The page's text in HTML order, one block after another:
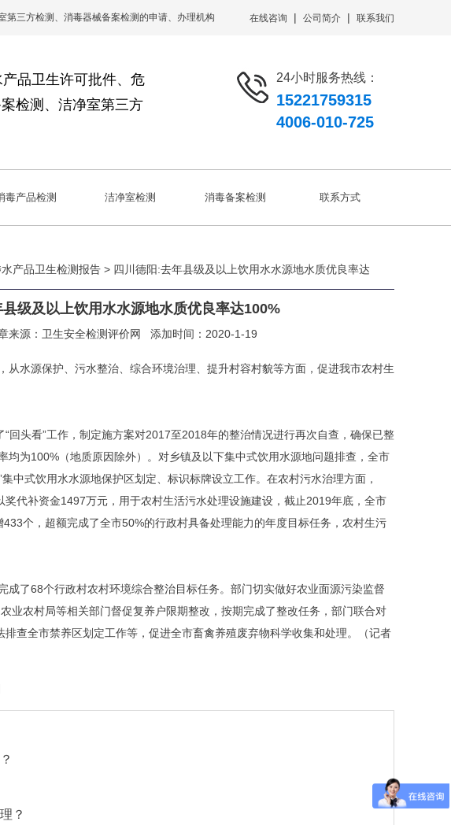
三方检测、消毒器械备案检测的申请、办理机构 在线咨询 | 公司简介 | 联系我们
品卫生许可批件、危
检测、洁净室第三方
24小时服务热线：
15221759315
4006-010-725
毒产品检测 洁净室检测 消毒备案检测 联系方式
产品卫生检测报告 > 四川德阳:去年县级及以上饮用水水源地水质优良率达
级及以上饮用水水源地水质优良率达100%
来源： 卫生安全检测评价网 添加时间：2020-1-19
水源保护、污水整治、综合环境治理、提升村容村貌等方面，促进我市农村生
回头看”工作，制定施方案对2017至2018年的整治情况进行再次自查，确保已整
为100%（地质原因除外）。对乡镇及以下集中式饮用水源地问题排查，全市
中式饮用水水源地保护区划定、标识标牌设立工作。在农村污水治理方面，
代补资金1497万元，用于农村生活污水处理设施建设，截止2019年底，全市
个，超额完成了全市50%的行政村具备处理能力的年度目标任务，农村生污
了68个行政村农村环境综合整治目标任务。部门切实做好农业面源污染监督
业农村局等相关部门督促复养户限期整改，按期完成了整改任务，部门联合对
查全市禁养区划定工作等，促进全市畜禽养殖废弃物科学收集和处理。（记者
？